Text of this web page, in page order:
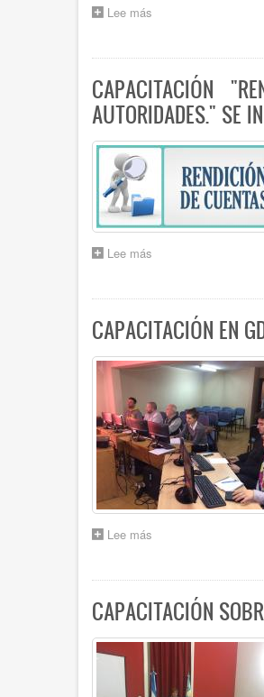
Lee más
PARA
CUENTADANTES
SOBRE
RENDICIÓN
MENSUAL
Y
CAPACITACIÓN
AUTORIDADES." SE
Lee más
DE
CUENTAS.
ACUERDO
(t.o
6.488).
CAMBIO
DE
AUTORIDADES."
SE
INCLUYE
ENCUESTA
DE
SATISFACCIÓN.
CAPACITACIÓN EN
Lee más
GDE
(GESTIÓN
DOCUMENTAL
Y
SIGESCO
CAPACITACIÓN